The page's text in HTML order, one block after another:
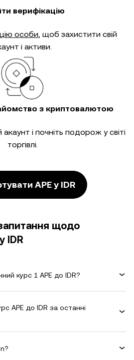
верифікацію
особи, щоб захистити свій
і активи.
з криптовалютою
і почніть подорож у світі
торгівлі.
APE у IDR
щодо
IDR
курс 1 APE до IDR?
APE до IDR за останні